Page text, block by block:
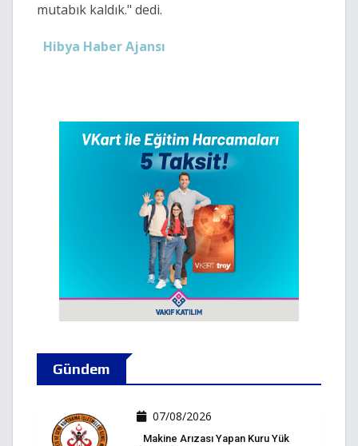
mutabık kaldık." dedi.
Hibya Haber Ajansı
Gündem
07/08/2026
Makine Arızası Yapan Kuru Yük